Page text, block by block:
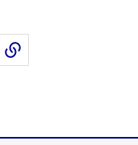
LinkedInpar email